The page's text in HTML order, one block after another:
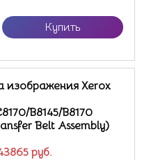
Купить
руб.
изображения Xerox
B8145/B8170
Belt Assembly)